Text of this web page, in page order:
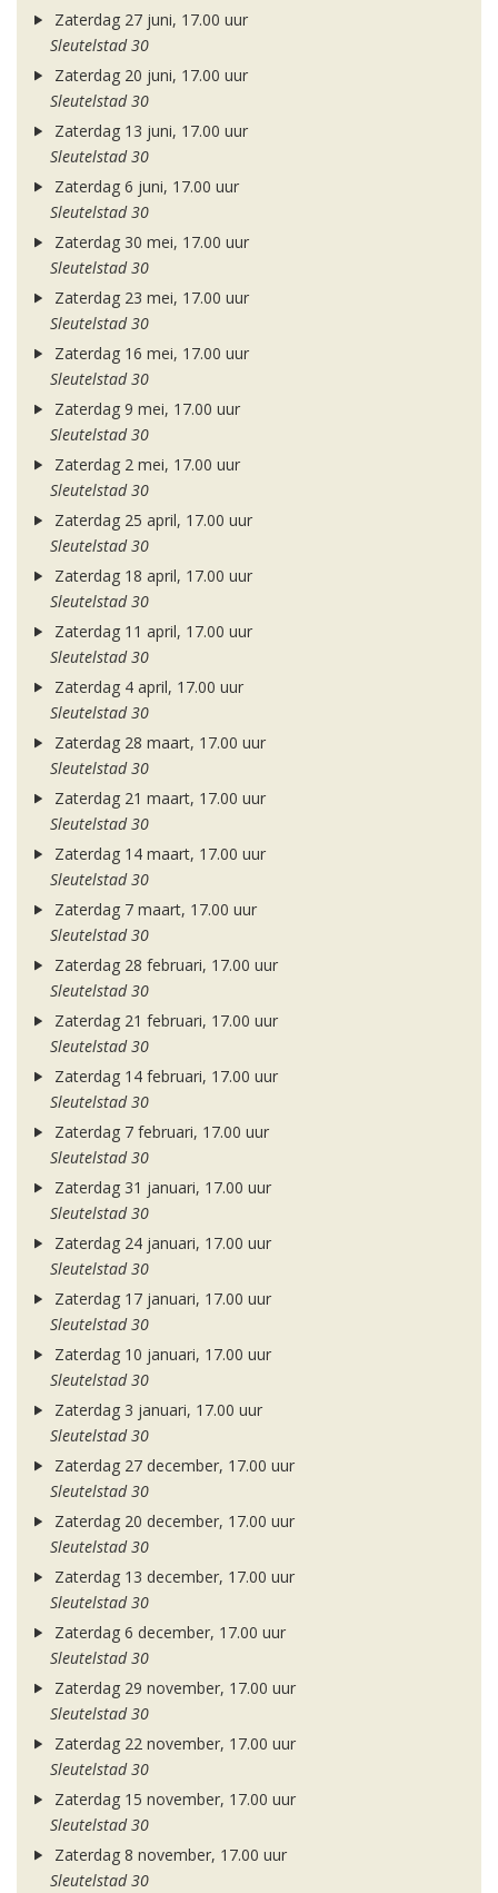
Zaterdag 27 juni, 17.00 uur
Sleutelstad 30
Zaterdag 20 juni, 17.00 uur
Sleutelstad 30
Zaterdag 13 juni, 17.00 uur
Sleutelstad 30
Zaterdag 6 juni, 17.00 uur
Sleutelstad 30
Zaterdag 30 mei, 17.00 uur
Sleutelstad 30
Zaterdag 23 mei, 17.00 uur
Sleutelstad 30
Zaterdag 16 mei, 17.00 uur
Sleutelstad 30
Zaterdag 9 mei, 17.00 uur
Sleutelstad 30
Zaterdag 2 mei, 17.00 uur
Sleutelstad 30
Zaterdag 25 april, 17.00 uur
Sleutelstad 30
Zaterdag 18 april, 17.00 uur
Sleutelstad 30
Zaterdag 11 april, 17.00 uur
Sleutelstad 30
Zaterdag 4 april, 17.00 uur
Sleutelstad 30
Zaterdag 28 maart, 17.00 uur
Sleutelstad 30
Zaterdag 21 maart, 17.00 uur
Sleutelstad 30
Zaterdag 14 maart, 17.00 uur
Sleutelstad 30
Zaterdag 7 maart, 17.00 uur
Sleutelstad 30
Zaterdag 28 februari, 17.00 uur
Sleutelstad 30
Zaterdag 21 februari, 17.00 uur
Sleutelstad 30
Zaterdag 14 februari, 17.00 uur
Sleutelstad 30
Zaterdag 7 februari, 17.00 uur
Sleutelstad 30
Zaterdag 31 januari, 17.00 uur
Sleutelstad 30
Zaterdag 24 januari, 17.00 uur
Sleutelstad 30
Zaterdag 17 januari, 17.00 uur
Sleutelstad 30
Zaterdag 10 januari, 17.00 uur
Sleutelstad 30
Zaterdag 3 januari, 17.00 uur
Sleutelstad 30
Zaterdag 27 december, 17.00 uur
Sleutelstad 30
Zaterdag 20 december, 17.00 uur
Sleutelstad 30
Zaterdag 13 december, 17.00 uur
Sleutelstad 30
Zaterdag 6 december, 17.00 uur
Sleutelstad 30
Zaterdag 29 november, 17.00 uur
Sleutelstad 30
Zaterdag 22 november, 17.00 uur
Sleutelstad 30
Zaterdag 15 november, 17.00 uur
Sleutelstad 30
Zaterdag 8 november, 17.00 uur
Sleutelstad 30